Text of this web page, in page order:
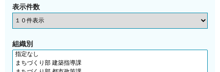
表示件数
組織別